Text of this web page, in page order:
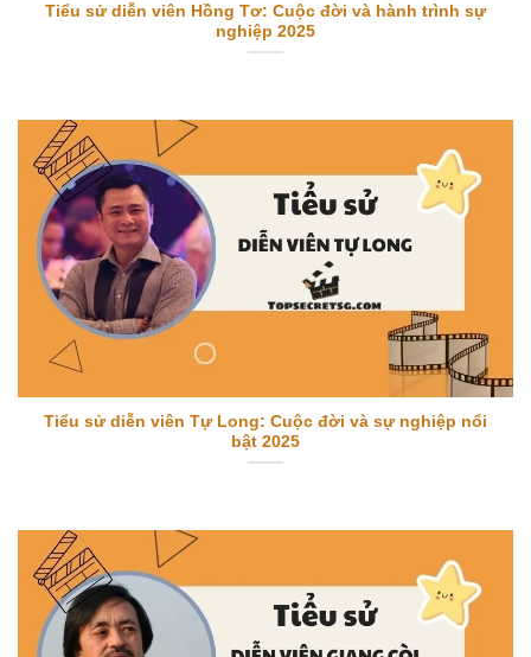
Tiểu sử diễn viên Hồng Tơ: Cuộc đời và hành trình sự
nghiệp 2025
Tiểu sử diễn viên Tự Long: Cuộc đời và sự nghiệp nổi
bật 2025